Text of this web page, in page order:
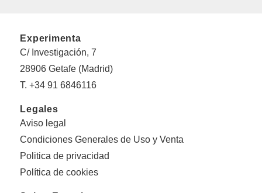
Experimenta
C/ Investigación, 7
28906 Getafe (Madrid)
T. +34 91 6846116
Legales
Aviso legal
Condiciones Generales de Uso y Venta
Politica de privacidad
Política de cookies